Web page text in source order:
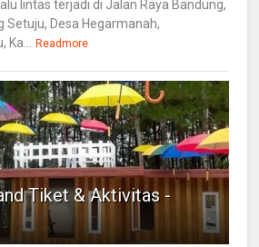
lintas terjadi di Jalan Raya Bandung,
Setuju, Desa Hegarmanah,
Ka... Readmore
Tiket & Aktivitas -